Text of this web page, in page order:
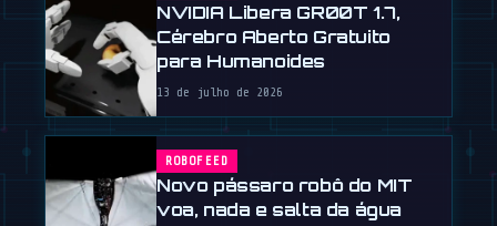
NVIDIA Libera GR00T 1.7,
Cérebro Aberto Gratuito
para Humanoides
13 de julho de 2026
ROBOFEED
Novo pássaro robô do MIT
voa, nada e salta da água